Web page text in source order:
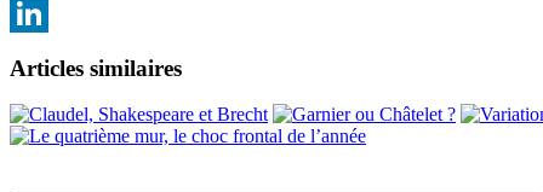
Email
Articles similaires